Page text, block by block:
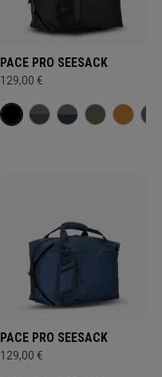
PACE PRO SEESACK
129,00 €
PACE PRO SEESACK
129,00 €